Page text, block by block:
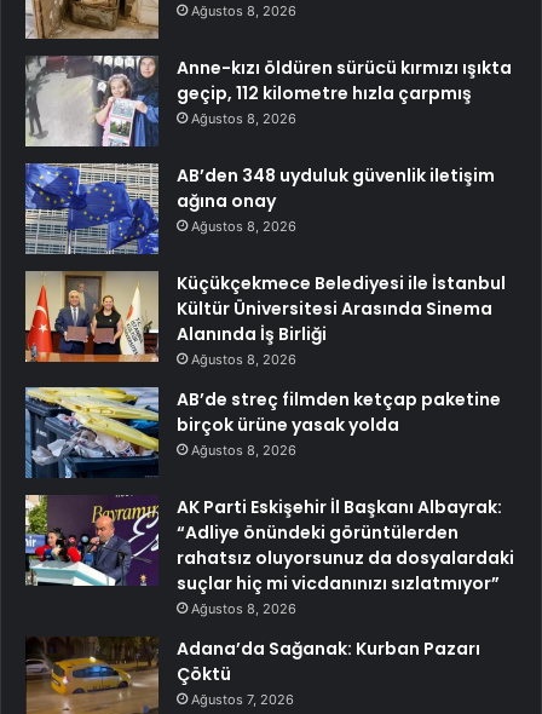
Ağustos 8, 2026
Anne-kızı öldüren sürücü kırmızı ışıkta
geçip, 112 kilometre hızla çarpmış
Ağustos 8, 2026
AB’den 348 uyduluk güvenlik iletişim
ağına onay
Ağustos 8, 2026
Küçükçekmece Belediyesi ile İstanbul
Kültür Üniversitesi Arasında Sinema
Alanında İş Birliği
Ağustos 8, 2026
AB’de streç filmden ketçap paketine
birçok ürüne yasak yolda
Ağustos 8, 2026
AK Parti Eskişehir İl Başkanı Albayrak:
“Adliye önündeki görüntülerden
rahatsız oluyorsunuz da dosyalardaki
suçlar hiç mi vicdanınızı sızlatmıyor”
Ağustos 8, 2026
Adana’da Sağanak: Kurban Pazarı
Çöktü
Ağustos 7, 2026